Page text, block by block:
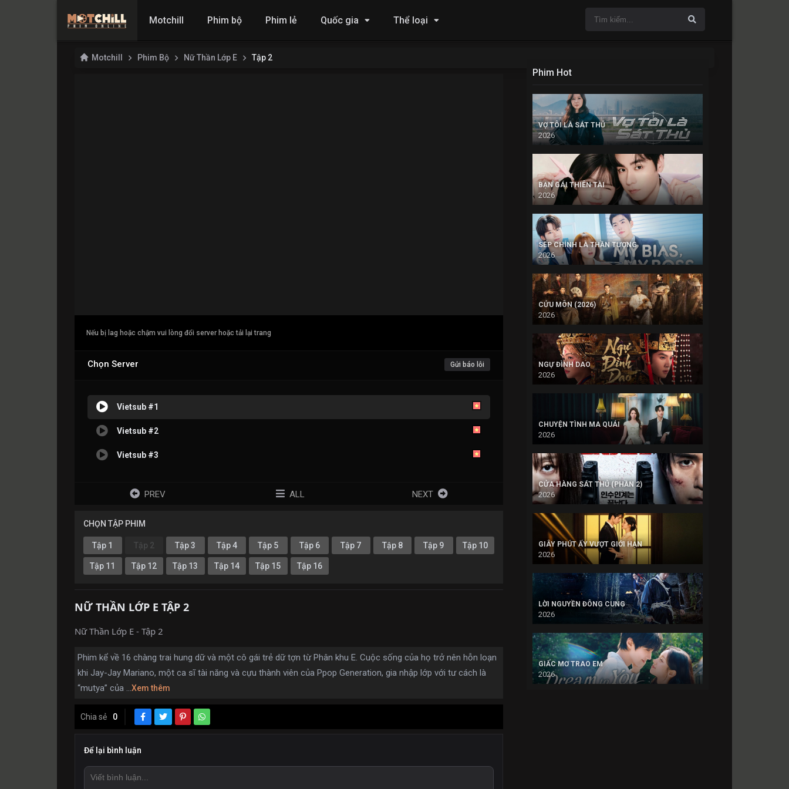
Motchill Phim bộ Phim lẻ Quốc gia Thể loại
Motchill Phim Bộ Nữ Thần Lớp E Tập 2
Nếu bị lag hoặc chậm vui lòng đổi server hoặc tải lại trang
Chọn Server Gửi báo lỗi
Vietsub #1
Vietsub #2
Vietsub #3
PREV ALL NEXT
CHỌN TẬP PHIM
Tập 1 Tập 2 Tập 3 Tập 4 Tập 5 Tập 6 Tập 7 Tập 8 Tập 9 Tập 10
Tập 11 Tập 12 Tập 13 Tập 14 Tập 15 Tập 16
NỮ THẦN LỚP E TẬP 2
Nữ Thần Lớp E - Tập 2
Phim kể về 16 chàng trai hung dữ và một cô gái trẻ dữ tợn từ Phân khu E. Cuộc sống của họ trở nên hỗn loạn
khi Jay-Jay Mariano, một ca sĩ tài năng và cựu thành viên của Ppop Generation, gia nhập lớp với tư cách là
“mutya” của ...Xem thêm
Chia sẻ 0
Để lại bình luận
Phim Hot
VỢ TÔI LÀ SÁT THỦ
2026
BẠN GÁI THIÊN TÀI
2026
SẾP CHÍNH LÀ THẦN TƯỢNG
2026
CỬU MÔN (2026)
2026
NGỰ ĐÌNH DAO
2026
CHUYỆN TÌNH MA QUÁI
2026
CỬA HÀNG SÁT THỦ (PHẦN 2)
2026
GIÂY PHÚT ẤY VƯỢT GIỚI HẠN
2026
LỜI NGUYỀN ĐÔNG CUNG
2026
GIẤC MƠ TRAO EM
2026